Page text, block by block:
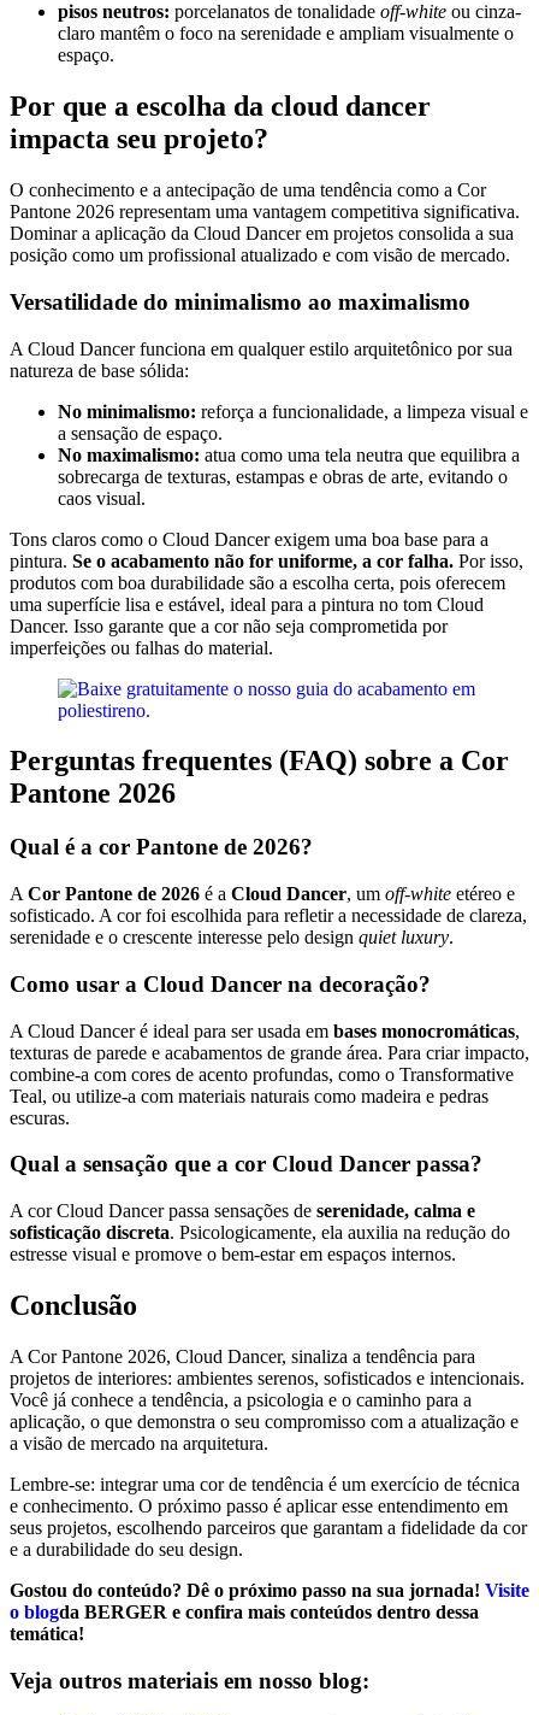
pisos neutros: porcelanatos de tonalidade off-white ou cinza-
claro mantêm o foco na serenidade e ampliam visualmente o
espaço.
Por que a escolha da cloud dancer
impacta seu projeto?
O conhecimento e a antecipação de uma tendência como a Cor
Pantone 2026 representam uma vantagem competitiva significativa.
Dominar a aplicação da Cloud Dancer em projetos consolida a sua
posição como um profissional atualizado e com visão de mercado.
Versatilidade do minimalismo ao maximalismo
A Cloud Dancer funciona em qualquer estilo arquitetônico por sua
natureza de base sólida:
No minimalismo: reforça a funcionalidade, a limpeza visual e
a sensação de espaço.
No maximalismo: atua como uma tela neutra que equilibra a
sobrecarga de texturas, estampas e obras de arte, evitando o
caos visual.
Tons claros como o Cloud Dancer exigem uma boa base para a
pintura. Se o acabamento não for uniforme, a cor falha. Por isso,
produtos com boa durabilidade são a escolha certa, pois oferecem
uma superfície lisa e estável, ideal para a pintura no tom Cloud
Dancer. Isso garante que a cor não seja comprometida por
imperfeições ou falhas do material.
Perguntas frequentes (FAQ) sobre a Cor
Pantone 2026
Qual é a cor Pantone de 2026?
A Cor Pantone de 2026 é a Cloud Dancer, um off-white etéreo e
sofisticado. A cor foi escolhida para refletir a necessidade de clareza,
serenidade e o crescente interesse pelo design quiet luxury.
Como usar a Cloud Dancer na decoração?
A Cloud Dancer é ideal para ser usada em bases monocromáticas,
texturas de parede e acabamentos de grande área. Para criar impacto,
combine-a com cores de acento profundas, como o Transformative
Teal, ou utilize-a com materiais naturais como madeira e pedras
escuras.
Qual a sensação que a cor Cloud Dancer passa?
A cor Cloud Dancer passa sensações de serenidade, calma e
sofisticação discreta. Psicologicamente, ela auxilia na redução do
estresse visual e promove o bem-estar em espaços internos.
Conclusão
A Cor Pantone 2026, Cloud Dancer, sinaliza a tendência para
projetos de interiores: ambientes serenos, sofisticados e intencionais.
Você já conhece a tendência, a psicologia e o caminho para a
aplicação, o que demonstra o seu compromisso com a atualização e
a visão de mercado na arquitetura.
Lembre-se: integrar uma cor de tendência é um exercício de técnica
e conhecimento. O próximo passo é aplicar esse entendimento em
seus projetos, escolhendo parceiros que garantam a fidelidade da cor
e a durabilidade do seu design.
Gostou do conteúdo? Dê o próximo passo na sua jornada! Visite
o blogda BERGER e confira mais conteúdos dentro dessa
temática!
Veja outros materiais em nosso blog: